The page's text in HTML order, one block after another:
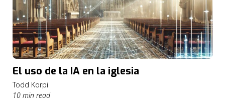
El uso de la IA en la iglesia
Todd Korpi
10 min read